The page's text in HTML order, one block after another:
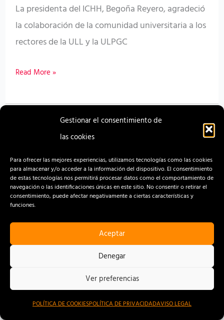
Gestionar el consentimiento de
las cookies
Para ofrecer las mejores experiencias, utilizamos tecnologías como las cookies
para almacenar y/o acceder a la información del dispositivo. El consentimiento
de estas tecnologías nos permitirá procesar datos como el comportamiento de
navegación o las identificaciones únicas en este sitio. No consentir o retirar el
consentimiento, puede afectar negativamente a ciertas características y
funciones.
Aceptar
Denegar
Ver preferencias
POLÍTICA DE COOKIESPOLÍTICA DE PRIVACIDADAVISO LEGAL
La presidenta del ICHH, Begoña Reyero, agradeció
la colaboración de la comunidad universitaria a los
rectores de la ULL y la ULPGC
rectores
universitarios
Read More »
Las unidades móviles estarán en
esta semana
Efecto Donación/ PorDpto. Comunicación y
móviles
estarán
en
Gran
Canaria,
Tenerife
Palma